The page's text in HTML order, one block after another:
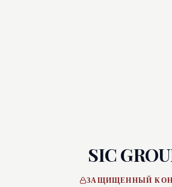
SIC
ЗАЩИЩЕННЫЙ